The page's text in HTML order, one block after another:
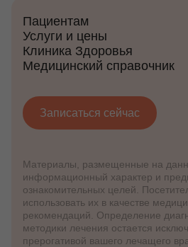
Пациентам
Услуги и цены
Клиника Здоровья
Медицинский справочник
Записаться сейчас
Материалы, размещенные на
информационный характер и
ознакомительных целей.
использовать их в качестве
рекомендаций. Определение
методики лечения остается
прерогативой вашего лечащего